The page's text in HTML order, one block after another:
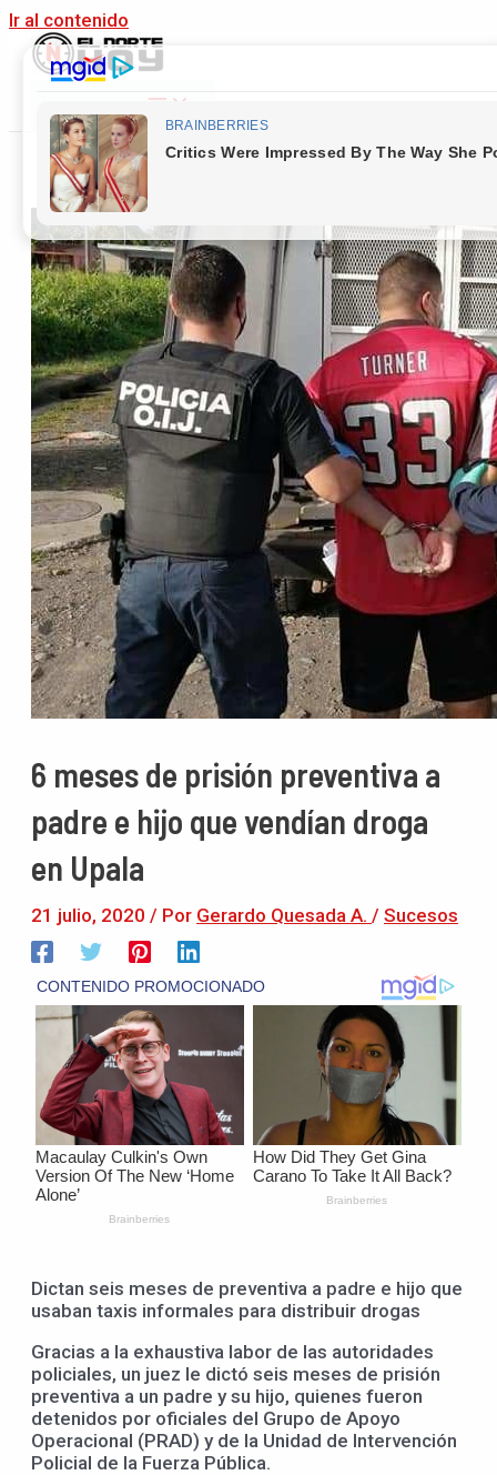
Ir al contenido
Main Menu
6 meses de prisión preventiva a
padre e hijo que vendían droga
en Upala
21 julio, 2020 / Por Gerardo Quesada A. / Sucesos
Dictan seis meses de preventiva a padre e hijo que
usaban taxis informales para distribuir drogas
Gracias a la exhaustiva labor de las autoridades
policiales, un juez le dictó seis meses de prisión
preventiva a un padre y su hijo, quienes fueron
detenidos por oficiales del Grupo de Apoyo
Operacional (PRAD) y de la Unidad de Intervención
Policial de la Fuerza Pública.